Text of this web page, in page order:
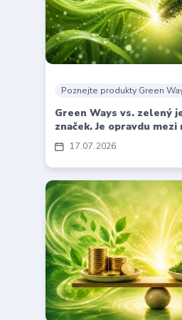
17 07 2026
Poznejte produkty Green
Green Ways vs. zelený
značek. Je opravdu